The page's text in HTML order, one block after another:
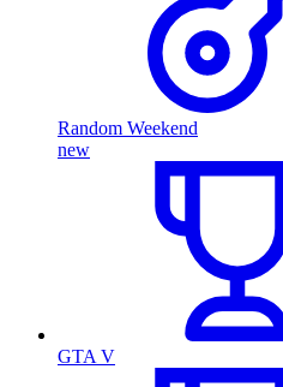
Random Weekend
new
GTA V